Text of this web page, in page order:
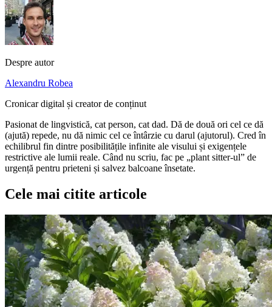
Despre autor
Alexandru Robea
Cronicar digital și creator de conținut
Pasionat de lingvistică, cat person, cat dad. Dă de două ori cel ce dă
(ajută) repede, nu dă nimic cel ce întârzie cu darul (ajutorul). Cred în
echilibrul fin dintre posibilitățile infinite ale visului și exigențele
restrictive ale lumii reale. Când nu scriu, fac pe „plant sitter-ul” de
urgență pentru prieteni și salvez balcoane însetate.
Cele mai citite articole